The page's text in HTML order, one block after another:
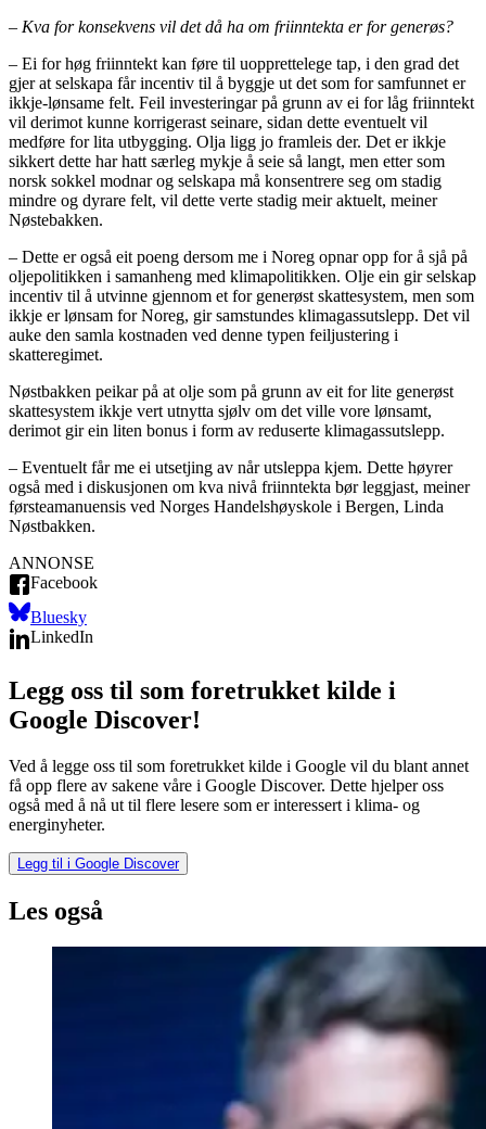
– Kva for konsekvens vil det då ha om friinntekta er for generøs?
– Ei for høg friinntekt kan føre til uopprettelege tap, i den grad det
gjer at selskapa får incentiv til å byggje ut det som for samfunnet er
ikkje-lønsame felt. Feil investeringar på grunn av ei for låg friinntekt
vil derimot kunne korrigerast seinare, sidan dette eventuelt vil
medføre for lita utbygging. Olja ligg jo framleis der. Det er ikkje
sikkert dette har hatt særleg mykje å seie så langt, men etter som
norsk sokkel modnar og selskapa må konsentrere seg om stadig
mindre og dyrare felt, vil dette verte stadig meir aktuelt, meiner
Nøstebakken.
– Dette er også eit poeng dersom me i Noreg opnar opp for å sjå på
oljepolitikken i samanheng med klimapolitikken. Olje ein gir selskap
incentiv til å utvinne gjennom et for generøst skattesystem, men som
ikkje er lønsam for Noreg, gir samstundes klimagassutslepp. Det vil
auke den samla kostnaden ved denne typen feiljustering i
skatteregimet.
Nøstbakken peikar på at olje som på grunn av eit for lite generøst
skattesystem ikkje vert utnytta sjølv om det ville vore lønsamt,
derimot gir ein liten bonus i form av reduserte klimagassutslepp.
– Eventuelt får me ei utsetjing av når utsleppa kjem. Dette høyrer
også med i diskusjonen om kva nivå friinntekta bør leggjast, meiner
førsteamanuensis ved Norges Handelshøyskole i Bergen, Linda
Nøstbakken.
ANNONSE
Facebook
Bluesky
LinkedIn
Legg oss til som foretrukket kilde i
Google Discover!
Ved å legge oss til som foretrukket kilde i Google vil du blant annet
få opp flere av sakene våre i Google Discover. Dette hjelper oss
også med å nå ut til flere lesere som er interessert i klima- og
energinyheter.
Legg til i Google Discover
Les også